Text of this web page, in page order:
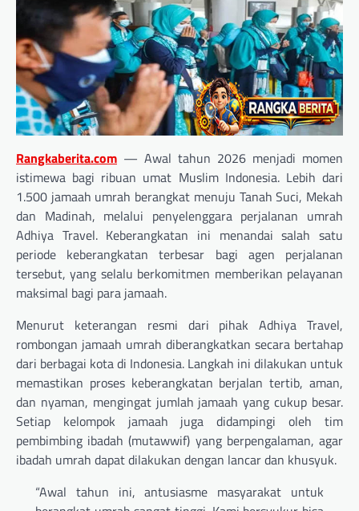
Rangkaberita.com — Awal tahun 2026 menjadi momen
istimewa bagi ribuan umat Muslim Indonesia. Lebih dari
1.500 jamaah umrah berangkat menuju Tanah Suci, Mekah
dan Madinah, melalui penyelenggara perjalanan umrah
Adhiya Travel. Keberangkatan ini menandai salah satu
periode keberangkatan terbesar bagi agen perjalanan
tersebut, yang selalu berkomitmen memberikan pelayanan
maksimal bagi para jamaah.
Menurut keterangan resmi dari pihak Adhiya Travel,
rombongan jamaah umrah diberangkatkan secara bertahap
dari berbagai kota di Indonesia. Langkah ini dilakukan untuk
memastikan proses keberangkatan berjalan tertib, aman,
dan nyaman, mengingat jumlah jamaah yang cukup besar.
Setiap kelompok jamaah juga didampingi oleh tim
pembimbing ibadah (mutawwif) yang berpengalaman, agar
ibadah umrah dapat dilakukan dengan lancar dan khusyuk.
“Awal tahun ini, antusiasme masyarakat untuk